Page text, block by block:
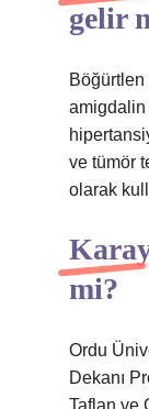
gelir
amigdalin
ve tümör
olarak
mi?
Ordu
Dekanı
Taflan ve